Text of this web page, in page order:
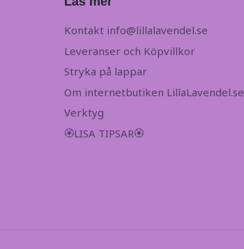
Kontakt info@lillalavendel.se
Leveranser och Köpvillkor
Stryka på lappar
Om internetbutiken LillaLavendel.se
Verktyg
🏵LISA TIPSAR🏵